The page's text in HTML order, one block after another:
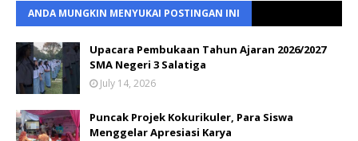
ANDA MUNGKIN MENYUKAI POSTINGAN INI
Upacara Pembukaan Tahun Ajaran 2026/2027
SMA Negeri 3 Salatiga
July 14, 2026
Puncak Projek Kokurikuler, Para Siswa
Menggelar Apresiasi Karya